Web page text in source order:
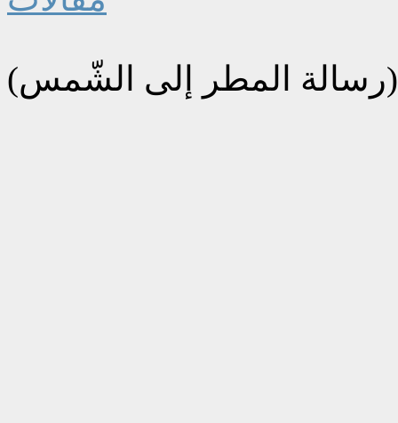
(رسالة المطر إلى الشّمس)